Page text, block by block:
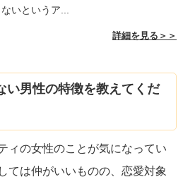
いというア...
詳細を見る＞＞
い男性の特徴を教えてくだ
ィの女性のことが気になってい
ては仲がいいものの、恋愛対象